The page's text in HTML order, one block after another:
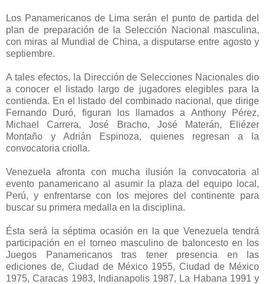
Los Panamericanos de Lima serán el punto de partida del
plan de preparación de la Selección Nacional masculina,
con miras al Mundial de China, a disputarse entre agosto y
septiembre.
A tales efectos, la Dirección de Selecciones Nacionales dio
a conocer el listado largo de jugadores elegibles para la
contienda. En el listado del combinado nacional, que dirige
Fernando Duró, figuran los llamados a Anthony Pérez,
Michael Carrera, José Bracho, José Materán, Eliézer
Montaño y Adrián Espinoza, quienes regresan a la
convocatoria criolla.
Venezuela afronta con mucha ilusión la convocatoria al
evento panamericano al asumir la plaza del equipo local,
Perú, y enfrentarse con los mejores del continente para
buscar su primera medalla en la disciplina.
Ésta será la séptima ocasión en la que Venezuela tendrá
participación en el torneo masculino de baloncesto en los
Juegos Panamericanos tras tener presencia en las
ediciones de, Ciudad de México 1955, Ciudad de México
1975, Caracas 1983, Indianapolis 1987, La Habana 1991 y